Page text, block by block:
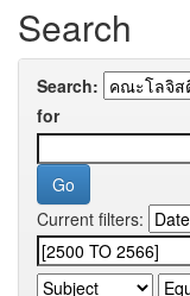
Search
Search:
for
Current filters: